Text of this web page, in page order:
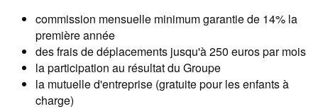
commission mensuelle minimum garantie de 14% la
première année
des frais de déplacements jusqu'à 250 euros par mois
la participation au résultat du Groupe
la mutuelle d'entreprise (gratuite pour les enfants à
charge)